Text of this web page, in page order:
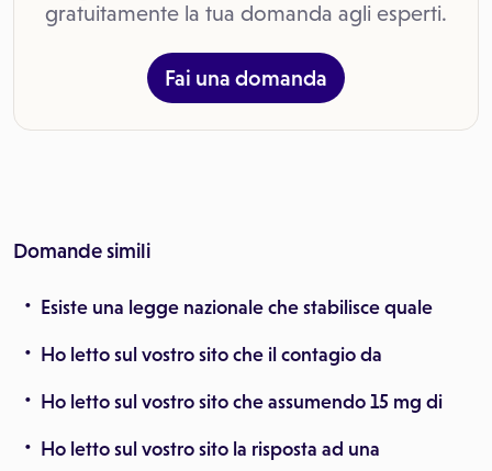
gratuitamente la tua domanda agli esperti.
Fai una domanda
Domande simili
Esiste una legge nazionale che stabilisce quale
Ho letto sul vostro sito che il contagio da
Ho letto sul vostro sito che assumendo 15 mg di
Ho letto sul vostro sito la risposta ad una